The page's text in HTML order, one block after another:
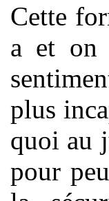
Cette
a et on
plus
quoi au
pour